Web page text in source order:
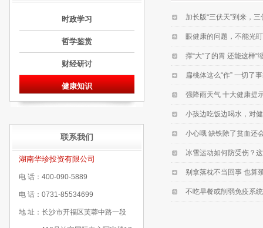
时政学习
哲学鉴赏
财经研讨
健康知识
联系我们
湖南华珍投资有限公司
电 话：400-090-5889
电 话：0731-85534699
地 址：长沙市开福区芙蓉中路一段
加长版“三伏天”到来，
眼健康的问题，不能光
撑“大”了的胃 还能这样“
扁桃体这么“作” 一切了
强降雨天气 十大健康提
小孩边吃饭边喝水，对
小心哦 缺铁除了贫血还
冰雪运动如何防受伤？
别拿落枕不当回事 也算
不吃早餐或削弱免疫系